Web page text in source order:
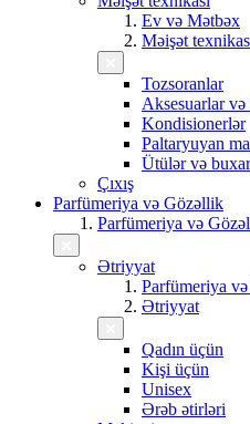
Ev və Mətbəx
Məişət
Tozsoranlar
Aksesuarlar
Kondisionerlər
Paltaryuyan
Ütülər və
Çıxış
Parfümeriya və Gözəllik
Parfümeriya və
Ətriyyat
Parfümeriya
Ətriyyat
Qadın üçün
Kişi üçün
Unisex
Ərəb ətirləri